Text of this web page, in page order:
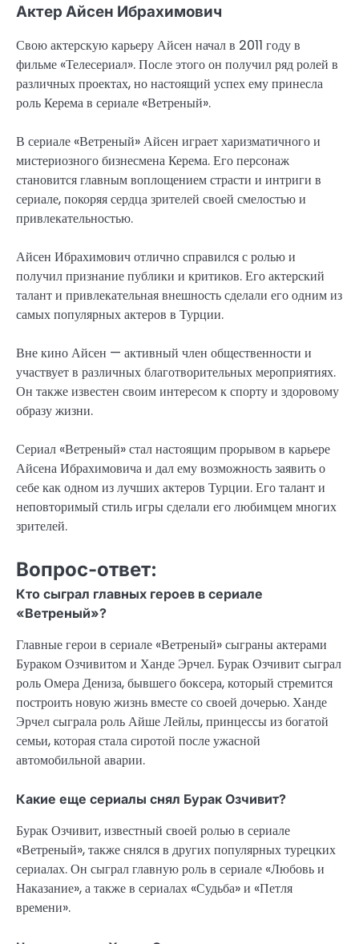
Актер Айсен Ибрахимович
Свою актерскую карьеру Айсен начал в 2011 году в
фильме «Телесериал». После этого он получил ряд ролей в
различных проектах, но настоящий успех ему принесла
роль Керема в сериале «Ветреный».
В сериале «Ветреный» Айсен играет харизматичного и
мистериозного бизнесмена Керема. Его персонаж
становится главным воплощением страсти и интриги в
сериале, покоряя сердца зрителей своей смелостью и
привлекательностью.
Айсен Ибрахимович отлично справился с ролью и
получил признание публики и критиков. Его актерский
талант и привлекательная внешность сделали его одним из
самых популярных актеров в Турции.
Вне кино Айсен — активный член общественности и
участвует в различных благотворительных мероприятиях.
Он также известен своим интересом к спорту и здоровому
образу жизни.
Сериал «Ветреный» стал настоящим прорывом в карьере
Айсена Ибрахимовича и дал ему возможность заявить о
себе как одном из лучших актеров Турции. Его талант и
неповторимый стиль игры сделали его любимцем многих
зрителей.
Вопрос-ответ:
Кто сыграл главных героев в сериале
«Ветреный»?
Главные герои в сериале «Ветреный» сыграны актерами
Бураком Озчивитом и Ханде Эрчел. Бурак Озчивит сыграл
роль Омера Дениза, бывшего боксера, который стремится
построить новую жизнь вместе со своей дочерью. Ханде
Эрчел сыграла роль Айше Лейлы, принцессы из богатой
семьи, которая стала сиротой после ужасной
автомобильной аварии.
Какие еще сериалы снял Бурак Озчивит?
Бурак Озчивит, известный своей ролью в сериале
«Ветреный», также снялся в других популярных турецких
сериалах. Он сыграл главную роль в сериале «Любовь и
Наказание», а также в сериалах «Судьба» и «Петля
времени».